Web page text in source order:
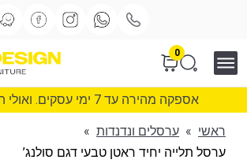
0
אספקה מהירה עד 7 ימי עסקים. ואולי הרבה לפני...
ראשי » ערסלים ונדנדות »
ערסל תלייה יחיד ראטן טבעי דגם סולנג’